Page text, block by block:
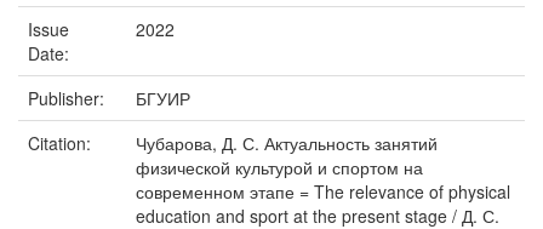
Issue
Date:
2022
Publisher:
БГУИР
Citation:
Чубарова, Д. С. Актуальность занятий
физической культурой и спортом на
современном этапе = The relevance of physical
education and sport at the present stage / Д. С.